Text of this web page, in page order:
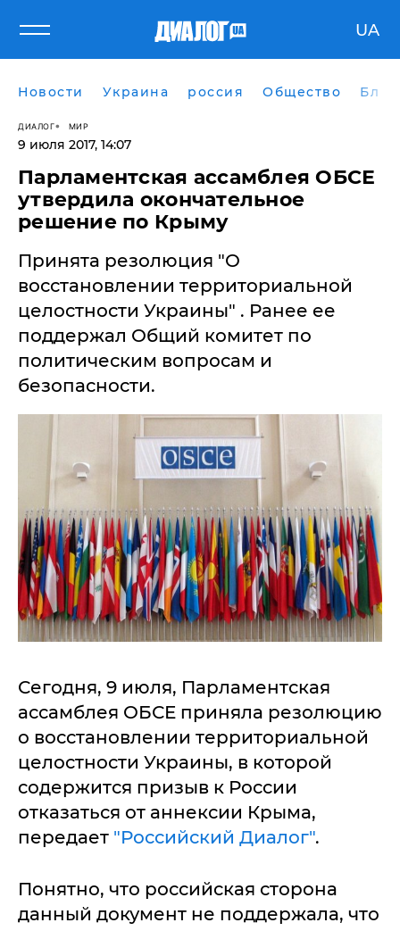
UA
Новости Украина россия Общество
ДИАЛОГ МИР
9 июля 2017, 14:07
Парламентская ассамблея ОБСЕ
утвердила окончательное
решение по Крыму
Принята резолюция "О
восстановлении территориальной
целостности Украины" . Ранее ее
поддержал Общий комитет по
политическим вопросам и
безопасности.
Сегодня, 9 июля, Парламентская
ассамблея ОБСЕ приняла резолюцию
о восстановлении территориальной
целостности Украины, в которой
содержится призыв к России
отказаться от аннексии Крыма,
передает "Российский Диалог".
Понятно, что российская сторона
данный документ не поддержала, что